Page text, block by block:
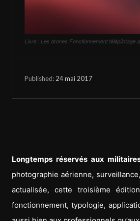
Livre : Les drones Fonctionnement télépilotage
Published: 24 mai 2017
Longtemps réservés aux
photographie aérienne,
actualisée, cette troisième
fonctionnement, typologie,